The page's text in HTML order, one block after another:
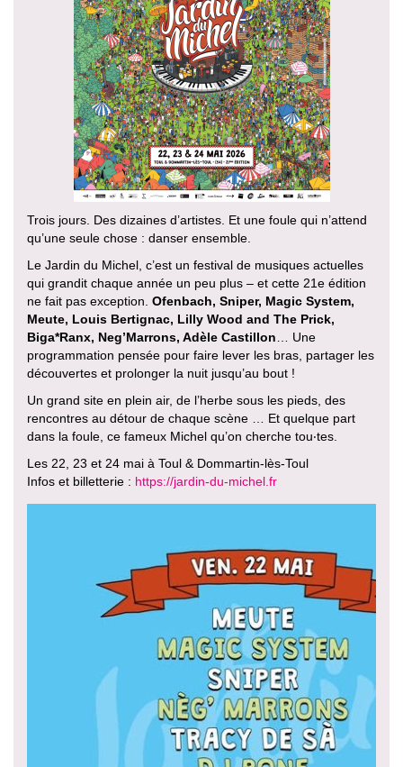
Trois jours. Des dizaines d’artistes. Et une foule qui n’attend
qu’une seule chose : danser ensemble.
Le Jardin du Michel, c’est un festival de musiques actuelles
qui grandit chaque année un peu plus – et cette 21e édition
ne fait pas exception. Ofenbach, Sniper, Magic System,
Meute, Louis Bertignac, Lilly Wood and The Prick,
Biga*Ranx, Neg’Marrons, Adèle Castillon … Une
programmation pensée pour faire lever les bras, partager les
découvertes et prolonger la nuit jusqu’au bout !
Un grand site en plein air, de l’herbe sous les pieds, des
rencontres au détour de chaque scène … Et quelque part
dans la foule, ce fameux Michel qu’on cherche tou‧tes.
Les 22, 23 et 24 mai à Toul & Dommartin-lès-Toul
Infos et billetterie : https://jardin-du-michel.fr